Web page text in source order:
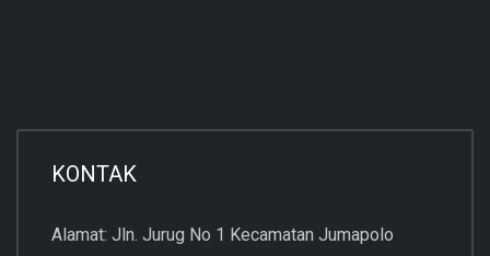
KONTAK
Alamat: Jln. Jurug No 1 Kecamatan Jumapolo